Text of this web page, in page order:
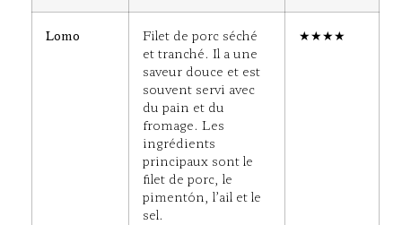
Lomo
Filet de porc séché
et tranché. Il a une
saveur douce et est
souvent servi avec
du pain et du
fromage. Les
ingrédients
principaux sont le
filet de porc, le
pimentón, l’ail et le
sel.
★★★★